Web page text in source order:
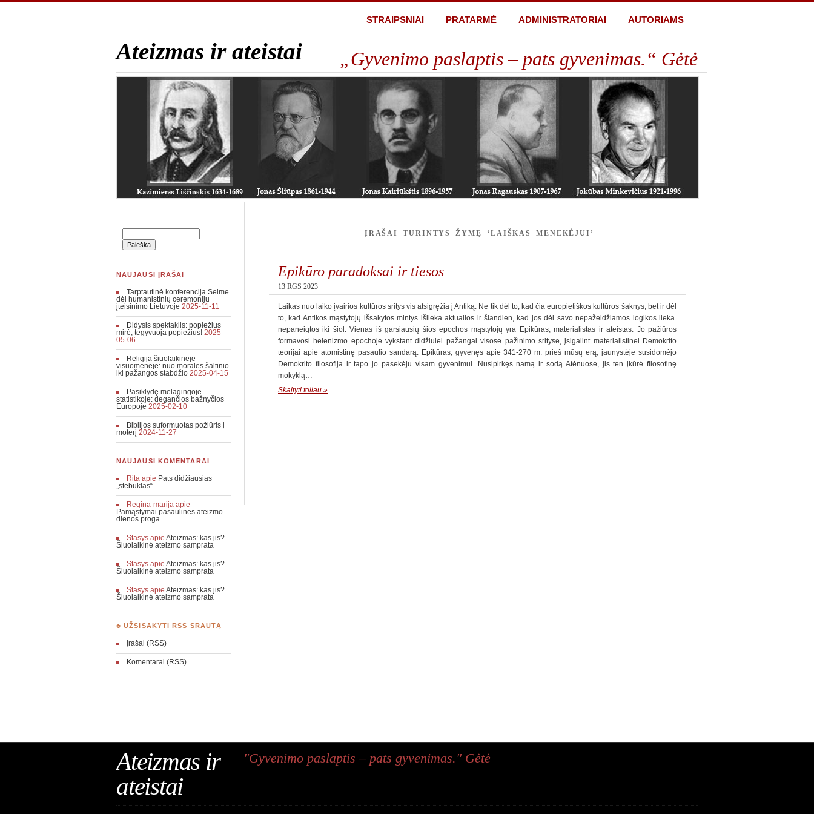
STRAIPSNIAI PRATARMĖ ADMINISTRATORIAI AUTORIAMS
Ateizmas ir ateistai „Gyvenimo paslaptis – pats gyvenimas.“ Gėtė
ĮRAŠAI TURINTYS ŽYMĘ ‘LAIŠKAS MENEKĖJUI’
Epikūro paradoksai ir tiesos
13 RGS 2023
Laikas nuo laiko įvairios kultūros sritys vis atsigręžia į Antiką. Ne tik dėl to, kad čia europietiškos kultūros šaknys, bet ir dėl
to, kad Antikos mąstytojų išsakytos mintys išlieka aktualios ir šiandien, kad jos dėl savo nepažeidžiamos logikos lieka
nepaneigtos iki šiol. Vienas iš garsiausių šios epochos mąstytojų yra Epikūras, materialistas ir ateistas. Jo pažiūros
formavosi helenizmo epochoje vykstant didžiulei pažangai visose pažinimo srityse, įsigalint materialistinei Demokrito
teorijai apie atomistinę pasaulio sandarą. Epikūras, gyvenęs apie 341-270 m. prieš mūsų erą, jaunystėje susidomėjo
Demokrito filosofija ir tapo jo pasekėju visam gyvenimui. Nusipirkęs namą ir sodą Atėnuose, jis ten įkūrė filosofinę
mokyklą…
Skaityti toliau »
NAUJAUSI ĮRAŠAI
Tarptautinė konferencija Seime
dėl humanistinių ceremonijų
įteisinimo Lietuvoje 2025-11-11
Didysis spektaklis: popiežius
mirė, tegyvuoja popiežius! 2025-
05-06
Religija šiuolaikinėje
visuomenėje: nuo moralės šaltinio
iki pažangos stabdžio 2025-04-15
Pasiklydę melagingoje
statistikoje: degančios bažnyčios
Europoje 2025-02-10
Biblijos suformuotas požiūris į
moterį 2024-11-27
NAUJAUSI KOMENTARAI
Rita apie Pats didžiausias
„stebuklas“
Regina-marija apie
Pamąstymai pasaulinės ateizmo
dienos proga
Stasys apieAteizmas: kas jis?
Šiuolaikinė ateizmo samprata
Stasys apieAteizmas: kas jis?
Šiuolaikinė ateizmo samprata
Stasys apieAteizmas: kas jis?
Šiuolaikinė ateizmo samprata
♣ UŽSISAKYTI RSS SRAUTĄ
Įrašai (RSS)
Komentarai (RSS)
Ateizmas ir
ateistai
"Gyvenimo paslaptis – pats gyvenimas." Gėtė